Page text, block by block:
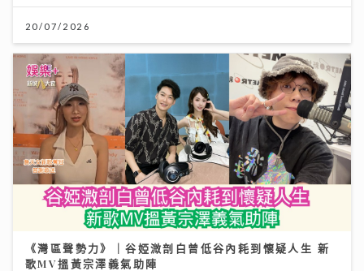
20/07/2026
《灣區聲勢力》｜谷婭溦剖白曾低谷內耗到懷疑人生 新
歌MV搵黃宗澤義氣助陣